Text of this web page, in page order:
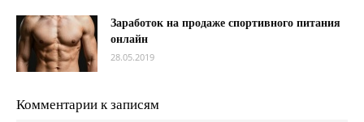
Заработок на продаже спортивного питания
онлайн
28.05.2019
Комментарии к записям